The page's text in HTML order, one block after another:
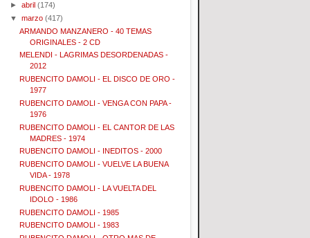
►abril (174)
▼marzo (417)
ARMANDO MANZANERO - 40 TEMAS
ORIGINALES - 2 CD
MELENDI - LAGRIMAS DESORDENADAS -
2012
RUBENCITO DAMOLI - EL DISCO DE ORO -
1977
RUBENCITO DAMOLI - VENGA CON PAPA -
1976
RUBENCITO DAMOLI - EL CANTOR DE LAS
MADRES - 1974
RUBENCITO DAMOLI - INEDITOS - 2000
RUBENCITO DAMOLI - VUELVE LA BUENA
VIDA - 1978
RUBENCITO DAMOLI - LA VUELTA DEL
IDOLO - 1986
RUBENCITO DAMOLI - 1985
RUBENCITO DAMOLI - 1983